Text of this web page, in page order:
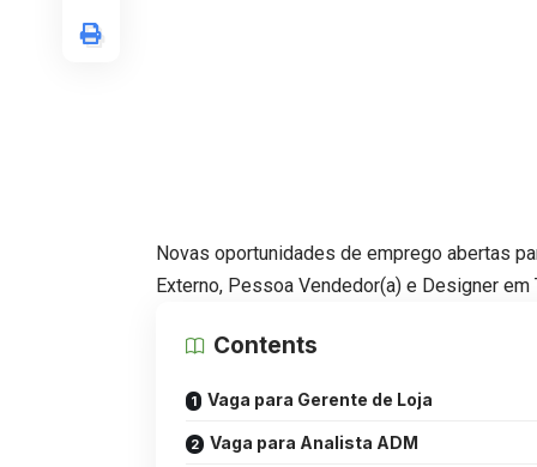
Novas oportunidades de emprego abertas
Externo, Pessoa Vendedor(a) e Designer em
Contents
Vaga para Gerente de Loja
Vaga para Analista ADM